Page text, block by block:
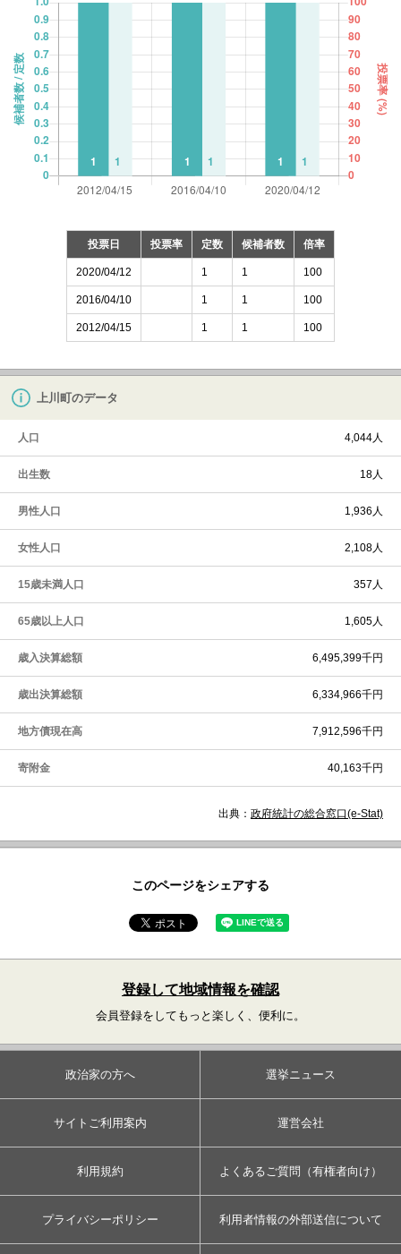
投票日 投票率 定数 候補者数 倍率
2020/04/12 1 1 100
2016/04/10 1 1 100
2012/04/15 1 1 100
上川町のデータ
人口 4,044人
出生数 18人
男性人口 1,936人
女性人口 2,108人
15歳未満人口 357人
65歳以上人口 1,605人
歳入決算総額 6,495,399千円
歳出決算総額 6,334,966千円
地方債現在高 7,912,596千円
寄附金 40,163千円
出典： 政府統計の総合窓口(e-Stat)
このページをシェアする
登録して地域情報を確認
会員登録をしてもっと楽しく、便利に。
政治家の方へ 選挙ニュース
サイトご利用案内 運営会社
利用規約 よくあるご質問（有権者向け）
プライバシーポリシー 利用者情報の外部送信について